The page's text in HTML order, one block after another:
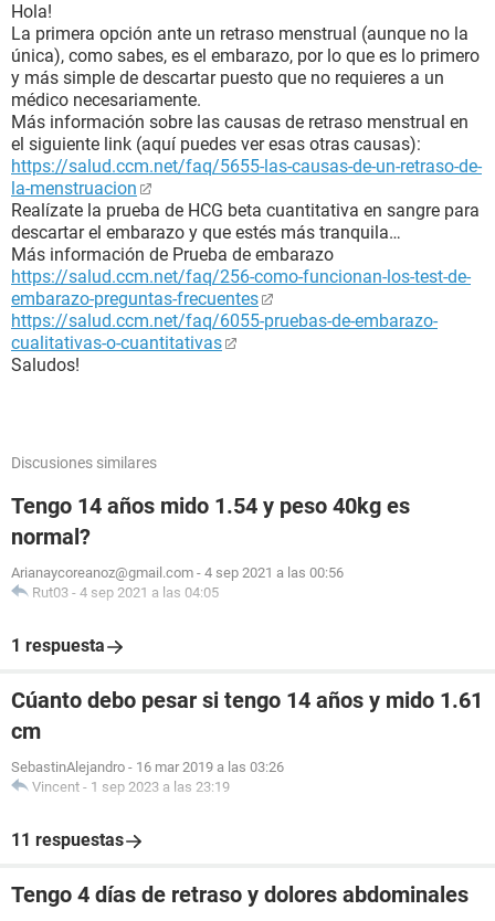
Hola!
La primera opción ante un retraso menstrual (aunque no la
única), como sabes, es el embarazo, por lo que es lo primero
y más simple de descartar puesto que no requieres a un
médico necesariamente.
Más información sobre las causas de retraso menstrual en
el siguiente link (aquí puedes ver esas otras causas):
https://salud.ccm.net/faq/5655-las-causas-de-un-retraso-de-
la-menstruacion
Realízate la prueba de HCG beta cuantitativa en sangre para
descartar el embarazo y que estés más tranquila…
Más información de Prueba de embarazo
https://salud.ccm.net/faq/256-como-funcionan-los-test-de-
embarazo-preguntas-frecuentes
https://salud.ccm.net/faq/6055-pruebas-de-embarazo-
cualitativas-o-cuantitativas
Saludos!
Discusiones similares
Tengo 14 años mido 1.54 y peso 40kg es
normal?
Arianaycoreanoz@gmail.com - 4 sep 2021 a las 00:56
Rut03 - 4 sep 2021 a las 04:05
1 respuesta
Cúanto debo pesar si tengo 14 años y mido 1.61
cm
SebastinAlejandro - 16 mar 2019 a las 03:26
Vincent - 1 sep 2023 a las 23:19
11 respuestas
Tengo 4 días de retraso y dolores abdominales